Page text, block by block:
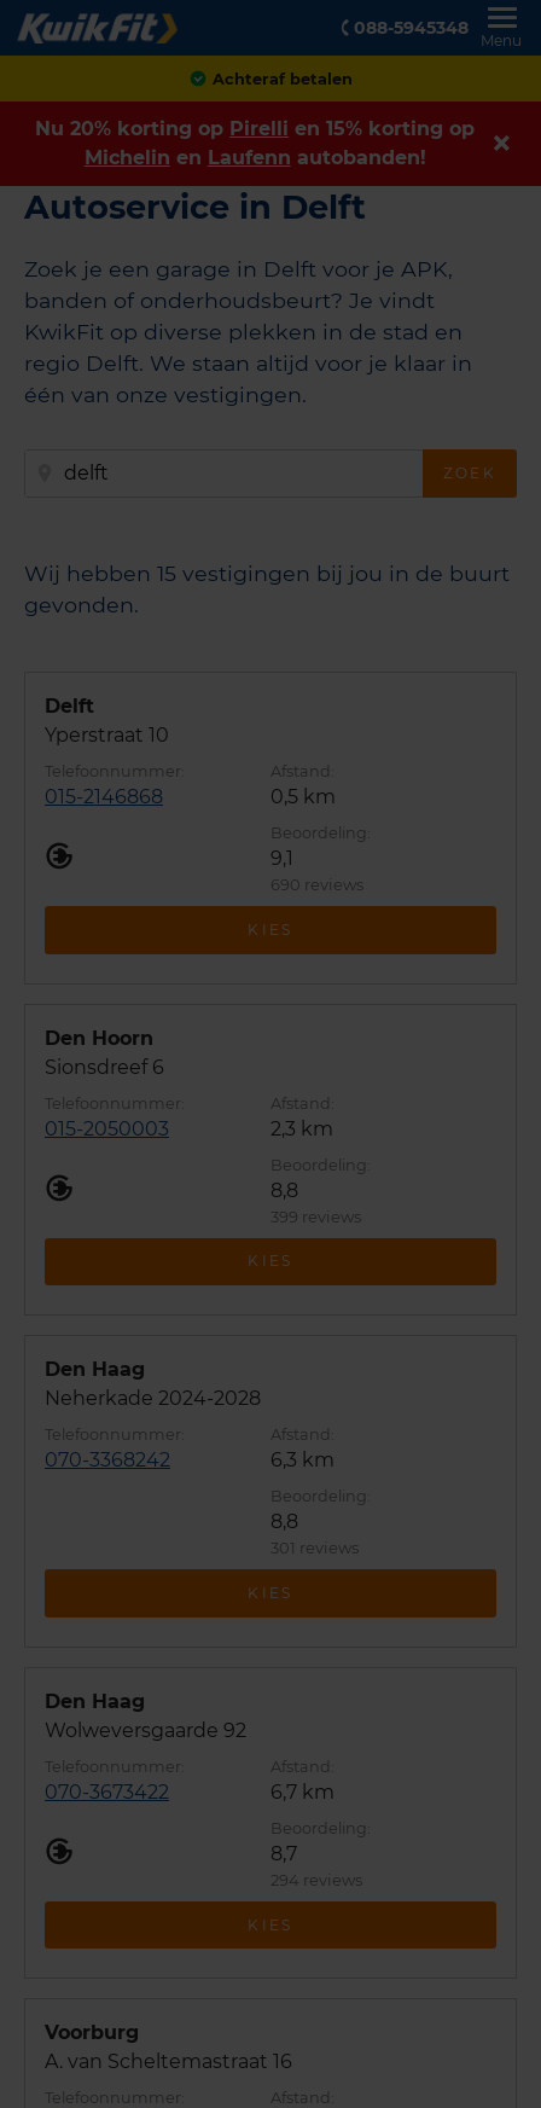
088-5945348
Menu
Achteraf betalen
Nu 20% korting op Pirelli en 15% korting op
Michelin en Laufenn autobanden!
Autoservice in Delft
Zoek je een garage in Delft voor je APK,
banden of onderhoudsbeurt? Je vindt
KwikFit op diverse plekken in de stad en
regio Delft. We staan altijd voor je klaar in
één van onze vestigingen.
Wij hebben 15 vestigingen bij jou in de buurt
gevonden.
Delft
Yperstraat 10
015-2146868 0,5 km
9,1
690 reviews
KIES
Den Hoorn
Sionsdreef 6
015-2050003 2,3 km
8,8
399 reviews
KIES
Den Haag
Neherkade 2024-2028
070-3368242 6,3 km
8,8
301 reviews
KIES
Den Haag
Wolweversgaarde 92
070-3673422 6,7 km
8,7
294 reviews
KIES
Voorburg
A. van Scheltemastraat 16